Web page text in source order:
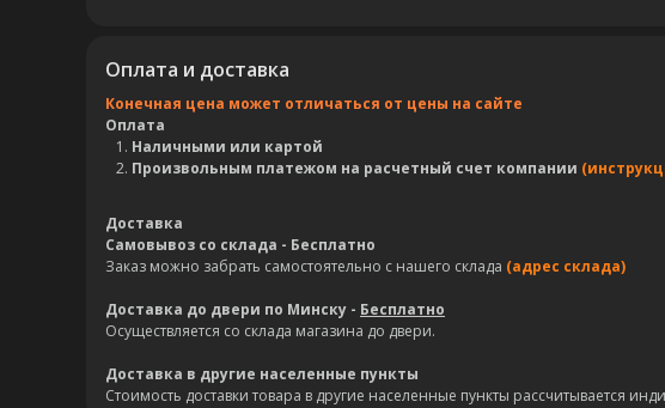
Оплата и доставка
Конечная цена может отличаться от цены на сайте
Оплата
Наличными или картой
Произвольным платежом на расчетный счет компании
Доставка
Самовывоз со склада - Бесплатно
Заказ можно забрать самостоятельно с нашего склада (адрес склада)
Доставка до двери по Минску - Бесплатно
Осуществляется со склада магазина до двери.
Доставка в другие населенные пункты
Стоимость доставки товара в другие населенные пункты рассчитывается